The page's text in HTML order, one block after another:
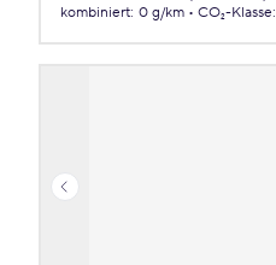
kombiniert: 0 g/km CO₂-Klasse: